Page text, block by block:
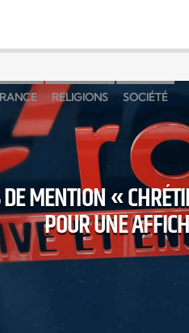
RELIGIONS SOCIÉTÉ
MENTION «
POUR UNE